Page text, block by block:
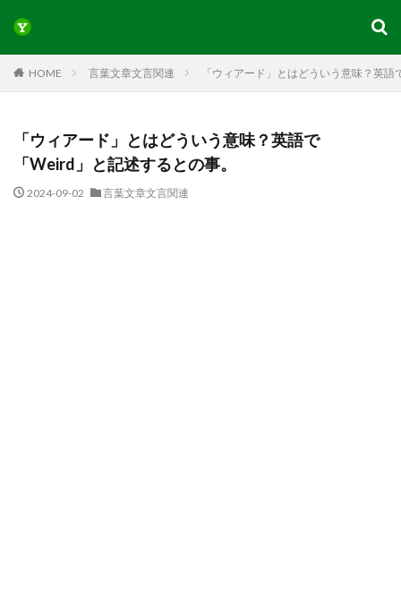
HOME 言葉文章文言関連 「ウィアード」とはどういう意味？英
「ウィアード」とはどういう意味？英語で
「Weird」と記述するとの事。
2024-09-02 言葉文章文言関連